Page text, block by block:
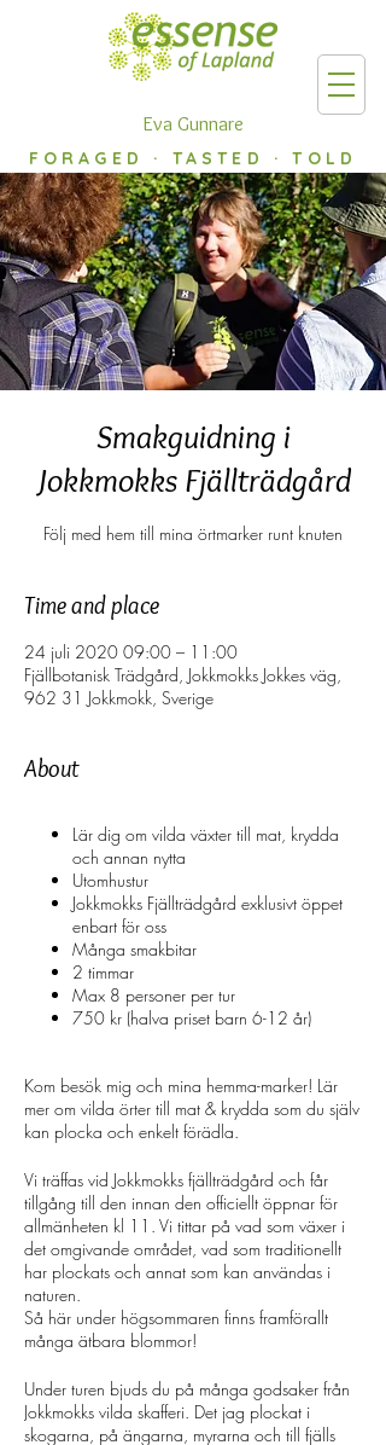
Eva Gunnare
FORAGED · TASTED · TOLD
Smakguidning i
Jokkmokks Fjällträdgård
Följ med hem till mina örtmarker runt knuten
Time and place
24 juli 2020 09:00 – 11:00
Fjällbotanisk Trädgård, Jokkmokks Jokkes väg,
962 31 Jokkmokk, Sverige
About
Lär dig om vilda växter till mat, krydda
och annan nytta
Utomhustur
Jokkmokks Fjällträdgård exklusivt öppet
enbart för oss
Många smakbitar
2 timmar
Max 8 personer per tur
750 kr (halva priset barn 6-12 år)
Kom besök mig och mina hemma-marker! Lär
mer om vilda örter till mat & krydda som du själv
kan plocka och enkelt förädla.
Vi träffas vid Jokkmokks fjällträdgård och får
tillgång till den innan den officiellt öppnar för
allmänheten kl 11. Vi tittar på vad som växer i
det omgivande området, vad som traditionellt
har plockats och annat som kan användas i
naturen.
Så här under högsommaren finns framförallt
många ätbara blommor!
Under turen bjuds du på många godsaker från
Jokkmokks vilda skafferi. Det jag plockat i
skogarna, på ängarna, myrarna och till fjälls